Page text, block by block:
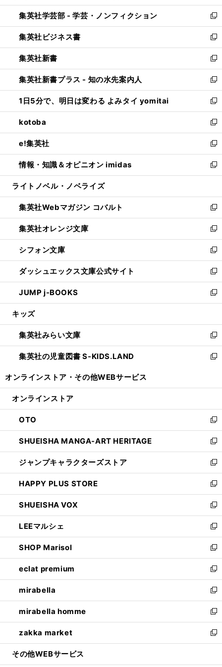
開
く
ウ
で
開
く
ン
ド
ウ
で
開
く
ウ
ィ
ン
ド
ウ
で
開
く
集英社学芸部 - 学芸・ノンフィクション
新
し
い
ウ
ィ
ン
ド
ウ
で
開
く
集英社ビジネス書
新
し
い
ウ
ィ
ン
ド
ウ
で
開
く
集英社新書
新
し
い
ウ
ィ
ン
ド
ウ
で
開
く
集英社新書プラス - 知の水先案内人
新
し
い
ウ
ィ
ン
ド
ウ
で
開
1日5分で、明日は変わる よみタイ yomitai
新
し
い
ウ
ィ
ン
ド
ウ
開
く
kotoba
新
し
い
ウ
ィ
ン
ウ
で
開
く
e!集英社
新
し
い
ウ
ン
ド
ウ
で
開
く
情報・知識＆オピニオン imidas
新
し
ウ
ィ
ン
ド
ウ
で
開
く
ライトノベル・ノベライズ
集英社Webマガジン コバルト
新
し
い
ウ
ィ
ン
ド
ウ
で
開
集英社オレンジ文庫
新
し
い
ウ
ィ
ン
ド
ウ
開
く
シフォン文庫
新
し
い
ウ
ィ
ン
ウ
で
開
く
ダッシュエックス文庫公式サイト
新
し
い
ウ
ン
ド
ウ
で
JUMP j-BOOKS
新
し
ウ
ィ
ン
ド
開
キッズ
集英社みらい文庫
新
し
い
ン
ウ
で
開
く
集英社の児童図書 S-KIDS.LAND
新
ウ
ン
ド
ウ
で
開
く
オンラインストア・ その他WEBサービス
オンラインストア
OTO
新
し
い
ウ
ィ
ン
ド
ウ
で
開
く
SHUEISHA MANGA-ART HERITAGE
新
し
い
ウ
ィ
ン
ド
ウ
で
開
く
ジャンプキャラクターズストア
新
し
い
ウ
ィ
ン
ド
ウ
で
開
く
HAPPY PLUS STORE
新
し
い
ウ
ィ
ン
ド
ウ
で
開
く
SHUEISHA VOX
新
し
い
ウ
ィ
ン
ド
ウ
で
開
く
LEEマルシェ
新
し
い
ウ
ィ
ン
ド
ウ
で
開
く
SHOP Marisol
新
し
い
ウ
ィ
ン
ド
ウ
で
開
eclat premium
新
し
い
ウ
ィ
ン
ド
ウ
開
mirabella
新
し
い
ウ
ィ
ン
ウ
mirabella homme
新
し
い
ウ
zakka market
新
し
その他WEBサービス